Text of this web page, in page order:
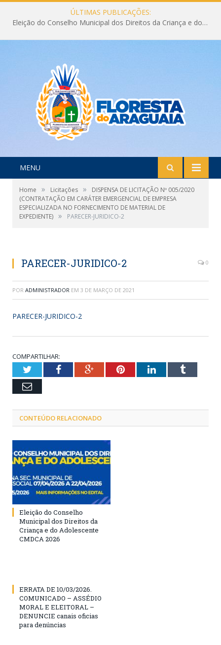
ÚLTIMAS PUBLICAÇÕES:
Eleição do Conselho Municipal dos Direitos da Criança e do Adolescente CMDCA 2026
MENU
Home » Licitações »
DISPENSA DE LICITAÇÃO Nº 005/2020
(CONTRATAÇÃO EM CARÁTER EMERGENCIAL DE EMPRESA
ESPECIALIZADA NO FORNECIMENTO DE MATERIAL DE
EXPEDIENTE) » PARECER-JURIDICO-2
PARECER-JURIDICO-2 0
POR ADMINISTRADOR EM 3 DE MARÇO DE 2021
PARECER-JURIDICO-2
COMPARTILHAR:
TwitterFacebookGoogle+PinterestLinkedInTumblr
Email
CONTEÚDO RELACIONADO
Eleição do Conselho
Municipal dos Direitos da
Criança e do Adolescente
CMDCA 2026
ERRATA DE 10/03/2026.
COMUNICADO – ASSÉDIO
MORAL E ELEITORAL –
DENUNCIE canais oficias
para denúncias